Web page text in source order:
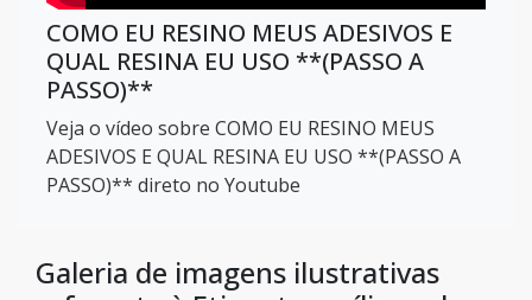
COMO EU RESINO MEUS ADESIVOS E
QUAL RESINA EU USO **(PASSO A
PASSO)**
Veja o vídeo sobre COMO EU RESINO MEUS
ADESIVOS E QUAL RESINA EU USO **(PASSO A
PASSO)** direto no Youtube
Galeria de imagens ilustrativas